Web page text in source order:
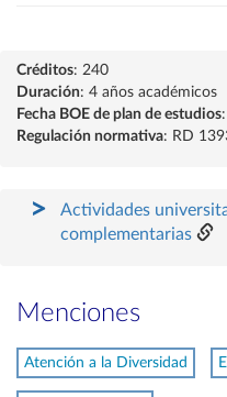
Créditos: 240
Duración: 4 años académicos
Fecha BOE de plan de estudios
Regulación normativa: RD
Actividades
complementarias
Menciones
Atención a la Diversidad